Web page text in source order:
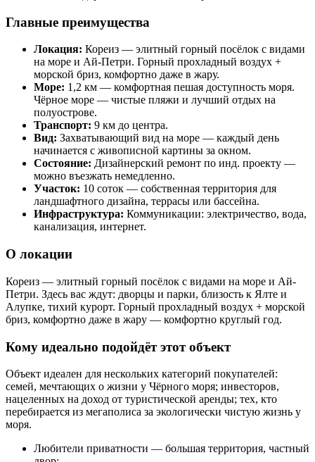
Главные преимущества
Локация: Кореиз — элитный горный посёлок с видами
на море и Ай-Петри. Горный прохладный воздух +
морской бриз, комфортно даже в жару.
Море: 1,2 км — комфортная пешая доступность моря.
Чёрное море — чистые пляжи и лучший отдых на
полуострове.
Транспорт: 9 км до центра.
Вид: Захватывающий вид на море — каждый день
начинается с живописной картины за окном.
Состояние: Дизайнерский ремонт по инд. проекту —
можно въезжать немедленно.
Участок: 10 соток — собственная территория для
ландшафтного дизайна, террасы или бассейна.
Инфраструктура: Коммуникации: электричество, вода,
канализация, интернет.
О локации
Кореиз — элитный горный посёлок с видами на море и Ай-
Петри. Здесь вас ждут: дворцы и парки, близость к Ялте и
Алупке, тихий курорт. Горный прохладный воздух + морской
бриз, комфортно даже в жару — комфортно круглый год.
Кому идеально подойдёт этот объект
Объект идеален для нескольких категорий покупателей:
семей, мечтающих о жизни у Чёрного моря; инвесторов,
нацеленных на доход от туристической аренды; тех, кто
перебирается из мегаполиса за экологически чистую жизнь у
моря.
Любители приватности — большая территория, частный